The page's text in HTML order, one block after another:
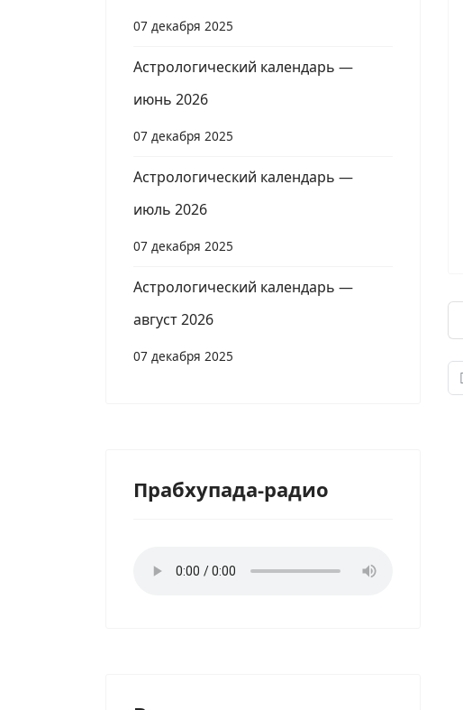
07 декабря 2025
Астрологический календарь —
июнь 2026
07 декабря 2025
Астрологический календарь —
июль 2026
07 декабря 2025
Астрологический календарь —
август 2026
07 декабря 2025
Прабхупада-радио